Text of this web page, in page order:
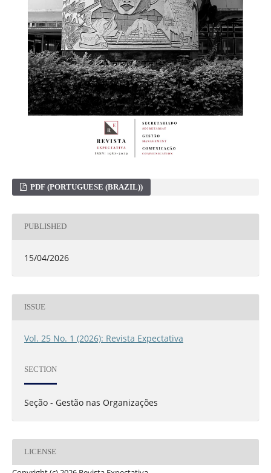
PDF (PORTUGUESE (BRAZIL))
PUBLISHED
15/04/2026
ISSUE
Vol. 25 No. 1 (2026): Revista Expectativa
SECTION
Seção - Gestão nas Organizações
LICENSE